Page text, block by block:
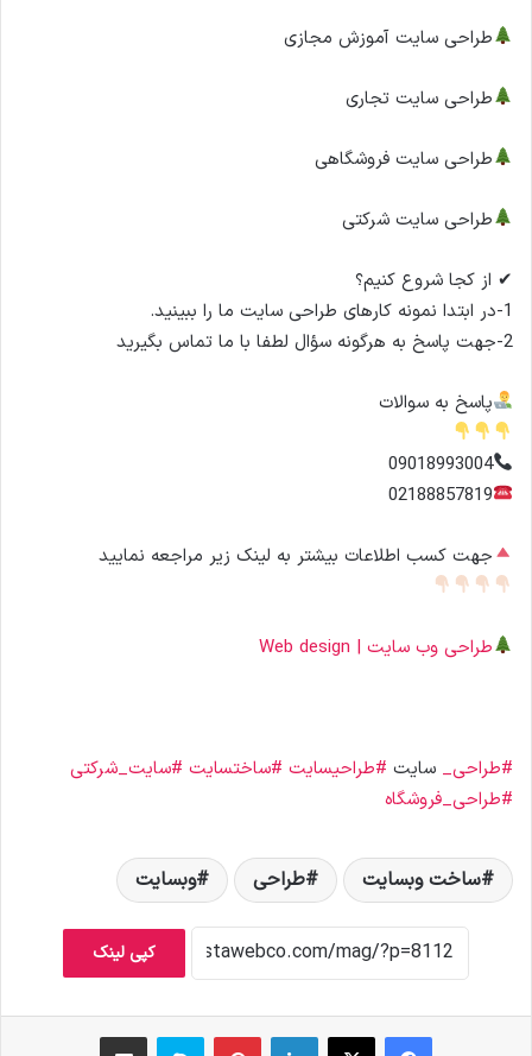
طراحی سایت آموزش مجازی
طراحی سایت تجاری
طراحی سایت فروشگاهی
طراحی سایت شرکتی
✔ از کجا شروع کنیم؟
1-در ابتدا نمونه کارهای طراحی سایت ما را ببینید.
2-جهت پاسخ به هرگونه سؤال لطفا با ما تماس بگیرید
پاسخ به سوالات
09018993004
02188857819
جهت کسب اطلاعات بیشتر به لینک زیر مراجعه نمایید
طراحی وب سایت | Web design
#طراحی_ سایت #طراحیسایت #ساختسایت #سایت_شرکتی
#طراحی_فروشگاه
ساخت وبسایت طراحی وبسایت
کپی لینک
فیس بوک لینکدین ‫پین‌ترست اسکایپ